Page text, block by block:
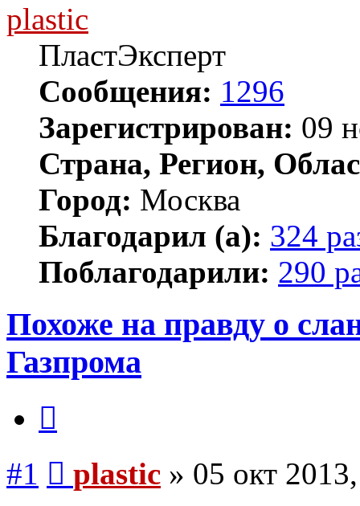
plastic
ПластЭксперт
Сообщения: 1296
Зарегистрирован: 09
Страна, Регион,
Город: Москва
Благодарил (а): 324
Поблагодарили: 290
Похоже на правду о
Газпрома
#1 plastic » 05 окт